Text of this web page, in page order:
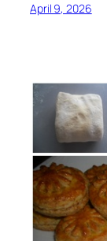
April 9, 2026